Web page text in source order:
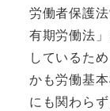
労働者保護
有期労働法
しているた
かも労働基
にも関わら